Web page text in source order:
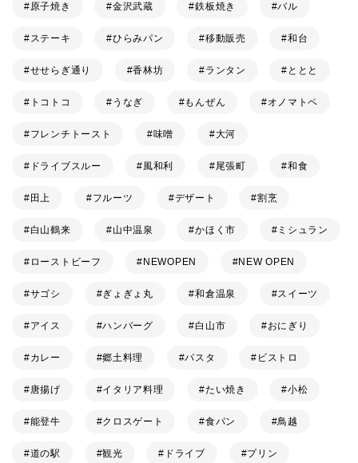
原子焼き 金沢武蔵 鉄板焼き バル
ステーキ ひらみパン 移動販売 和台
せせらぎ通り 香林坊 ランタン ととと
トコトコ うなぎ もんぜん オノマトペ
フレンチトースト 味噌 大河
ドライブスルー 風和利 尾張町 和食
田上 フルーツ デザート 割烹
白山鶴来 山中温泉 かほく市 ミシュラン
ローストビーフ NEWOPEN NEW OPEN
サゴシ ぎょぎょ丸 和倉温泉 スイーツ
アイス ハンバーグ 白山市 おにぎり
カレー 郷土料理 パスタ ビストロ
唐揚げ イタリア料理 たい焼き 小松
能登牛 クロスゲート 食パン 鳥越
道の駅 観光 ドライブ プリン